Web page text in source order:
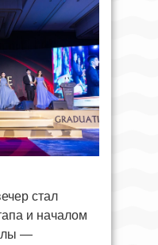
стал
и началом
—